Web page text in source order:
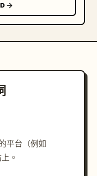
平台（例如
。